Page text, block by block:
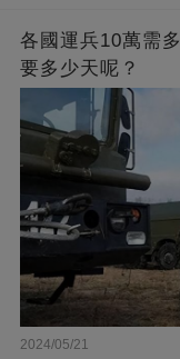
各國運兵10萬需
要多少天呢？
2024/05/21